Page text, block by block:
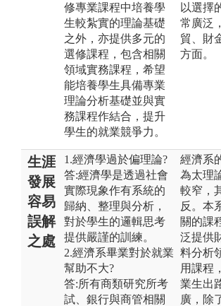
修專業課程中培養學
生較紮實的理論基礎
之外，亦提供多元的
選修課程，包含相關
領域實務課程，希望
能培養學生具備專業
理論分析基礎並與實
務課程作結合，提升
學生的就業競爭力。
以選擇
常廣泛
貿、財
方面。
生涯
發展
容易
誤解
之處
1.經濟學過於偏理論?
答:經濟學是透過社會
實際現象作有系統的
歸納、整理與分析，
對於學生的邏輯思考
提供嚴謹的訓練。
2.經濟系畢業對於就業
幫助不大?
答:所有商類研究所考
試、銀行與商管相關
經濟系
為太理
較窄，
反。本
關的課
泛提供
料分析
用課程
業生出
廣，除